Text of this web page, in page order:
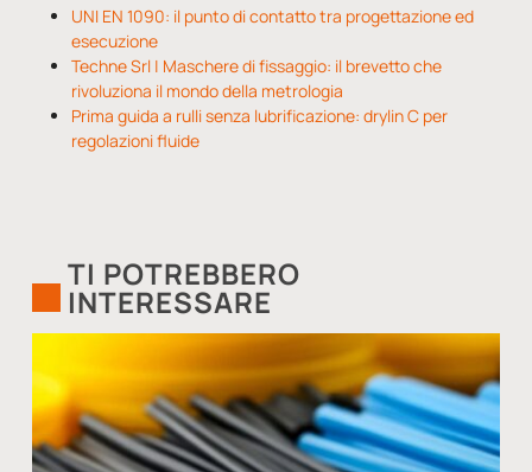
UNI EN 1090: il punto di contatto tra progettazione ed
esecuzione
Techne Srl | Maschere di fissaggio: il brevetto che
rivoluziona il mondo della metrologia
Prima guida a rulli senza lubrificazione: drylin C per
regolazioni fluide
TI POTREBBERO
INTERESSARE